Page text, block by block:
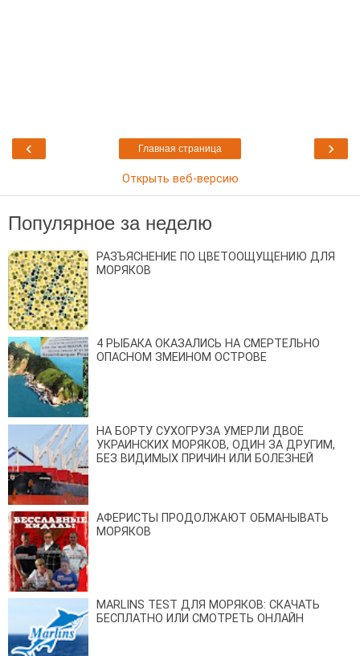
‹ ›
Главная страница
Открыть веб-версию
Популярное за неделю
РАЗЪЯСНЕНИЕ ПО ЦВЕТООЩУЩЕНИЮ ДЛЯ
МОРЯКОВ
4 РЫБАКА ОКАЗАЛИСЬ НА СМЕРТЕЛЬНО
ОПАСНОМ ЗМЕИНОМ ОСТРОВЕ
НА БОРТУ СУХОГРУЗА УМЕРЛИ ДВОЕ
УКРАИНСКИХ МОРЯКОВ, ОДИН ЗА ДРУГИМ,
БЕЗ ВИДИМЫХ ПРИЧИН ИЛИ БОЛЕЗНЕЙ
АФЕРИСТЫ ПРОДОЛЖАЮТ ОБМАНЫВАТЬ
МОРЯКОВ
MARLINS TEST ДЛЯ МОРЯКОВ: СКАЧАТЬ
БЕСПЛАТНО ИЛИ СМОТРЕТЬ ОНЛАЙН